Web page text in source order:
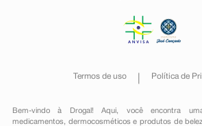
Termos de uso Política de
Bem-vindo à Drogal! Aqui, você encontra
medicamentos , dermocosméticos e produtos de